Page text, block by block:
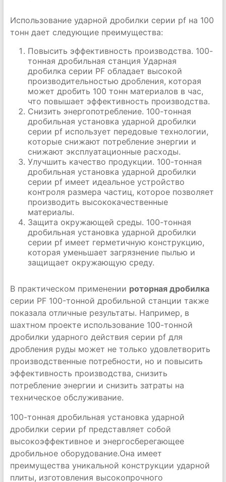
Использование ударной дробилки серии pf на 100
тонн дает следующие преимущества:
Повысить эффективность производства. 100-
тонная дробильная станция Ударная
дробилка серии PF обладает высокой
производительностью дробления, которая
может дробить 100 тонн материалов в час,
что повышает эффективность производства.
Снизить энергопотребление. 100-тонная
дробильная установка ударной дробилки
серии pf использует передовые технологии,
которые снижают потребление энергии и
снижают эксплуатационные расходы.
Улучшить качество продукции. 100-тонная
дробильная установка ударной дробилки
серии pf имеет идеальное устройство
контроля размера частиц, которое позволяет
производить высококачественные
материалы.
Защита окружающей среды. 100-тонная
дробильная установка ударной дробилки
серии pf имеет герметичную конструкцию,
которая уменьшает загрязнение пылью и
защищает окружающую среду.
В практическом применении роторная дробилка
серии PF 100-тонной дробильной станции также
показала отличные результаты. Например, в
шахтном проекте использование 100-тонной
дробилки ударного действия серии pf для
дробления руды может не только удовлетворить
производственные потребности, но и повысить
эффективность производства, снизить
потребление энергии и снизить затраты на
техническое обслуживание.
100-тонная дробильная установка ударной
дробилки серии pf представляет собой
высокоэффективное и энергосберегающее
дробильное оборудование.Она имеет
преимущества уникальной конструкции ударной
плиты, изготовления высокопрочного